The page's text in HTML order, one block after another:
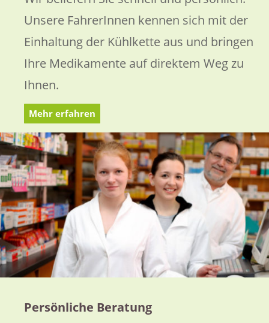
Unsere FahrerInnen kennen sich mit der
Einhaltung der Kühlkette aus und bringen
Ihre Medikamente auf direktem Weg zu
Ihnen.
Mehr erfahren
Persönliche Beratung